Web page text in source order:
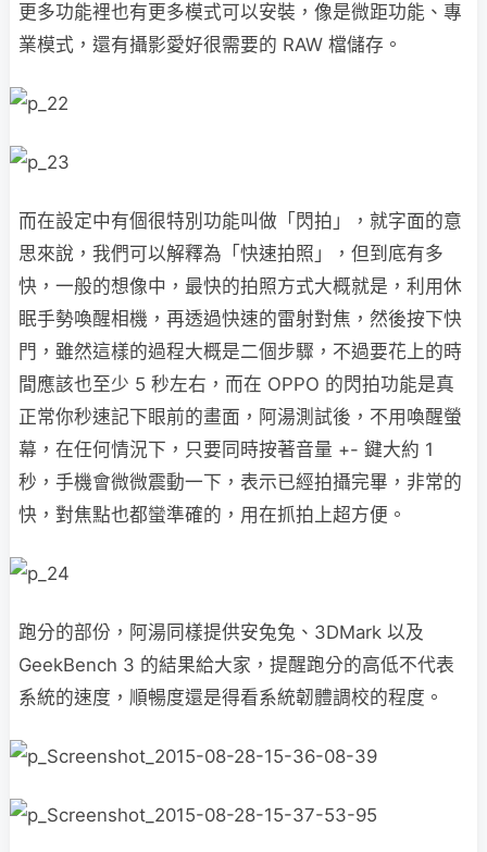
更多功能裡也有更多模式可以安裝，像是微距功能、專
業模式，還有攝影愛好很需要的 RAW 檔儲存。
而在設定中有個很特別功能叫做「閃拍」，就字面的意
思來說，我們可以解釋為「快速拍照」，但到底有多
快，一般的想像中，最快的拍照方式大概就是，利用休
眠手勢喚醒相機，再透過快速的雷射對焦，然後按下快
門，雖然這樣的過程大概是二個步驟，不過要花上的時
間應該也至少 5 秒左右，而在 OPPO 的閃拍功能是真
正常你秒速記下眼前的畫面，阿湯測試後，不用喚醒螢
幕，在任何情況下，只要同時按著音量 +- 鍵大約 1
秒，手機會微微震動一下，表示已經拍攝完畢，非常的
快，對焦點也都蠻準確的，用在抓拍上超方便。
跑分的部份，阿湯同樣提供安兔兔、3DMark 以及
GeekBench 3 的結果給大家，提醒跑分的高低不代表
系統的速度，順暢度還是得看系統韌體調校的程度。